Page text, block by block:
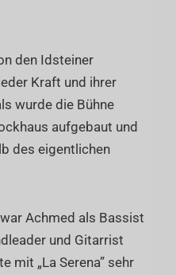
den Idsteiner
Kraft und ihrer
wurde die Bühne
aufgebaut und
des eigentlichen
Achmed als Bassist
und Gitarrist
mit „La Serena” sehr